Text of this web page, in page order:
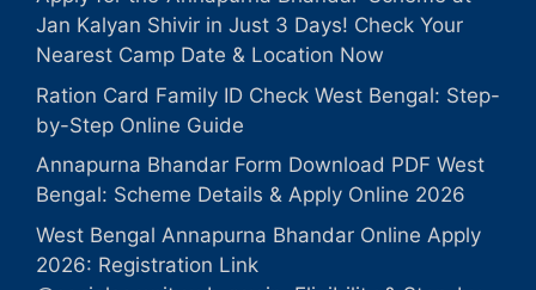
Jan Kalyan Shivir in Just 3 Days! Check Your
Nearest Camp Date & Location Now
Ration Card Family ID Check West Bengal: Step-
by-Step Online Guide
Annapurna Bhandar Form Download PDF West
Bengal: Scheme Details & Apply Online 2026
West Bengal Annapurna Bhandar Online Apply
2026: Registration Link